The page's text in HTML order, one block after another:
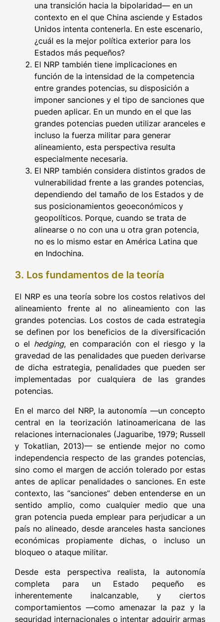
una transición hacia la bipolaridad— en un
contexto en el que China asciende y Estados
Unidos intenta contenerla. En este escenario,
¿cuál es la mejor política exterior para los
Estados más pequeños?
El NRP también tiene implicaciones en
función de la intensidad de la competencia
entre grandes potencias, su disposición a
imponer sanciones y el tipo de sanciones que
pueden aplicar. En un mundo en el que las
grandes potencias pueden utilizar aranceles e
incluso la fuerza militar para generar
alineamiento, esta perspectiva resulta
especialmente necesaria.
El NRP también considera distintos grados de
vulnerabilidad frente a las grandes potencias,
dependiendo del tamaño de los Estados y de
sus posicionamientos geoeconómicos y
geopolíticos. Porque, cuando se trata de
alinearse o no con una u otra gran potencia,
no es lo mismo estar en América Latina que
en Indochina.
3. Los fundamentos de la teoría
El NRP es una teoría sobre los costos relativos del
alineamiento frente al no alineamiento con las
grandes potencias. Los costos de cada estrategia
se definen por los beneficios de la diversificación
o el hedging, en comparación con el riesgo y la
gravedad de las penalidades que pueden derivarse
de dicha estrategia, penalidades que pueden ser
implementadas por cualquiera de las grandes
potencias.
En el marco del NRP, la autonomía —un concepto
central en la teorización latinoamericana de las
relaciones internacionales (Jaguaribe, 1979; Russell
y Tokatlian, 2013)— se entiende mejor no como
independencia respecto de las grandes potencias,
sino como el margen de acción tolerado por estas
antes de aplicar penalidades o sanciones. En este
contexto, las “sanciones” deben entenderse en un
sentido amplio, como cualquier medio que una
gran potencia pueda emplear para perjudicar a un
país no alineado, desde aranceles hasta sanciones
económicas propiamente dichas, o incluso un
bloqueo o ataque militar.
Desde esta perspectiva realista, la autonomía
completa para un Estado pequeño es
inherentemente inalcanzable, y ciertos
comportamientos —como amenazar la paz y la
seguridad internacionales o intentar adquirir armas